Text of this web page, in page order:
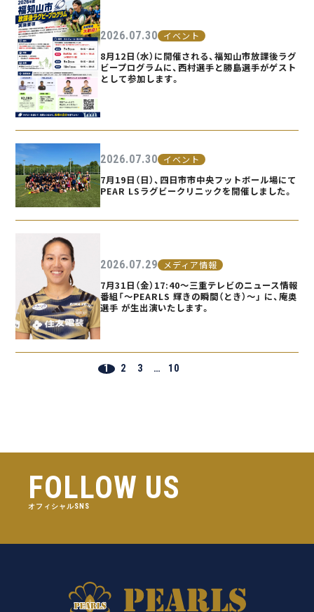
2026.07.30 イベント
8月12日（水）に開催される、福知山市放課後ラグ
ビープログラムに、西村選手と勝島選手がゲスト
として参加します。
2026.07.30 イベント
7月19日（日）、四日市市中央フットボール場にて
PEAR LSラグビークリニックを開催しました。
2026.07.29 メディア情報
7月31日（金）17:40〜三重テレビのニュース情報
番組「〜PEARLS 輝きの瞬間（とき）〜」 に、庵奥
選手 が生出演いたします。
1 2 3 … 10
FOLLOW US
オフィシャルSNS